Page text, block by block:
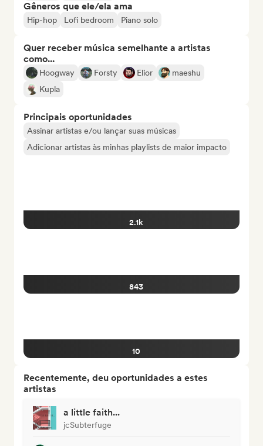
Gêneros que ele/ela ama
Hip-hop Lofi bedroom Piano solo
Quer receber música semelhante a artistas
como...
Hoogway Forsty Elior
maeshu
Kupla
Principais oportunidades
Assinar artistas e/ou lançar suas músicas
Adicionar artistas às minhas playlists de maior impacto
2.1k
843
10
Recentemente, deu oportunidades a estes
artistas
a little faith...
jcSubterfuge